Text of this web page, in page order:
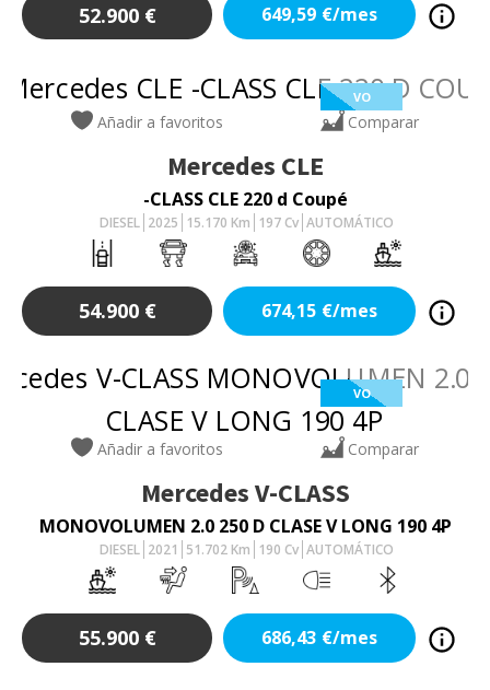
52.900 € 649,59 €/mes
VO
Añadir a favoritos Comparar
Mercedes CLE
-CLASS CLE 220 d Coupé
DIESEL 2025 15.170 Km 197 Cv AUTOMÁTICO
54.900 € 674,15 €/mes
VO
Añadir a favoritos Comparar
MercedesV-CLASS
MONOVOLUMEN 2.0 250 D CLASE V LONG 190 4P
DIESEL 2021 51.702 Km 190 Cv AUTOMÁTICO
55.900 € 686,43 €/mes